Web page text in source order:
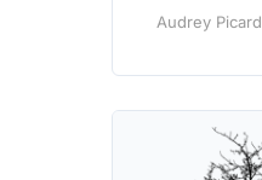
Audrey Picard